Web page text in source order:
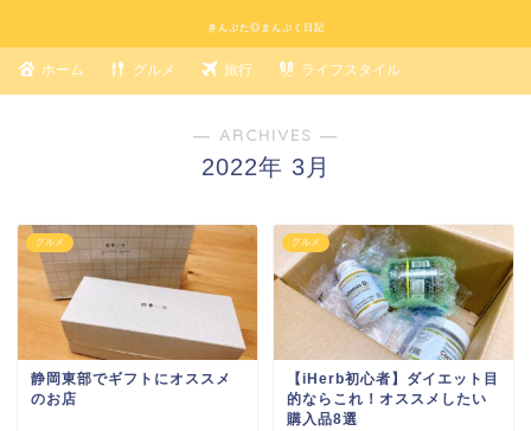
きんぶた◎まんぷく日記
ホーム グルメ 旅行 ライフスタイル
― ARCHIVES ―
2022年 3月
グルメ
静岡東部でギフトにオススメ
のお店
グルメ
【iHerb初心者】ダイエット目
的ならこれ！オススメしたい
購入品8選